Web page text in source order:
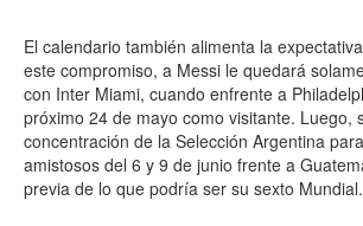
El calendario también alimenta la
este compromiso, a Messi le quedará
con Inter Miami, cuando enfrente a
próximo 24 de mayo como visitante. Luego,
concentración de la Selección Argentina
amistosos del 6 y 9 de junio frente a
previa de lo que podría ser su sexto Mundial.